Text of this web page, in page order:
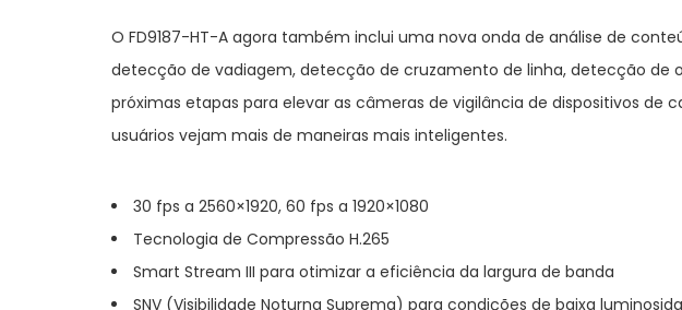
O FD9187-HT-A agora também inclui uma nova onda de análise de
detecção de vadiagem, detecção de cruzamento de linha, detecção de
próximas etapas para elevar as câmeras de vigilância de dispositivos
usuários vejam mais de maneiras mais inteligentes.
30 fps a 2560×1920, 60 fps a 1920×1080
Tecnologia de Compressão H.265
Smart Stream III para otimizar a eficiência da largura de banda
SNV (Visibilidade Noturna Suprema) para condições de baixa